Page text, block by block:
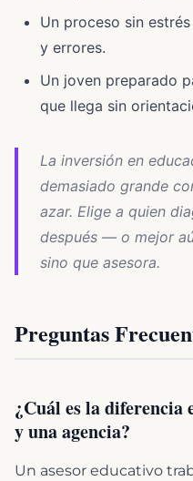
Un proceso sin
y errores.
Un joven preparado
que llega sin
La inversión en
demasiado grande
azar. Elige a quien
después — o mejor
sino que asesora.
Preguntas
¿Cuál es la diferencia
y una agencia?
Un asesor educativo